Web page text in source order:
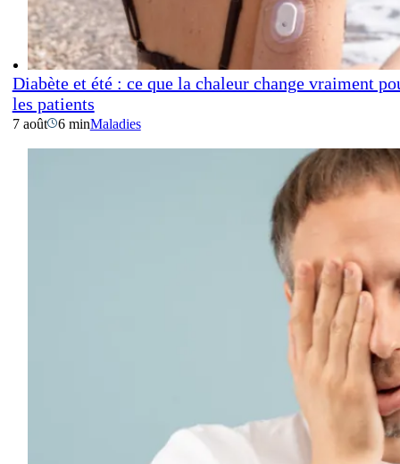
Diabète et été : ce que la chaleur change vraiment
les patients
7 août 6 minMaladies